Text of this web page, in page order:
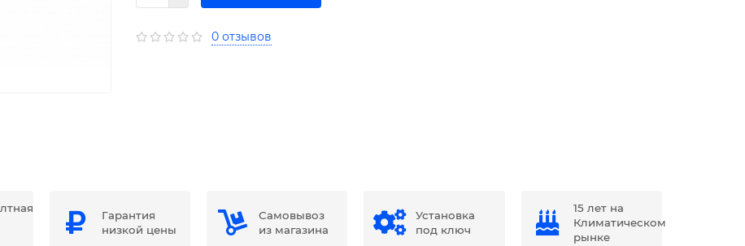
0 отзывов
Гарантия
низкой цены
Самовывоз
из магазина
Установка
под ключ
15 лет на
Климатическом
рынке